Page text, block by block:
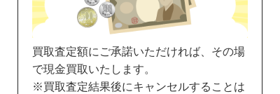
買取査定額にご承諾いただければ、その場
で現金買取いたします。
※買取査定結果後にキャンセルすることは